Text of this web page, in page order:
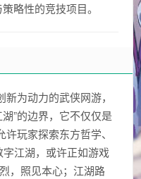
略性的竞技项目。
为动力的武侠网游，
”的边界，它不仅仅是
玩家探索东方哲学、
江湖，或许正如游戏
，照见本心；江湖路